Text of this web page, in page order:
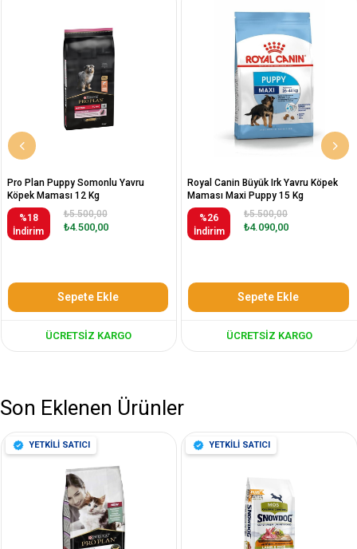
Pro Plan Puppy Somonlu Yavru
Köpek Maması 12 Kg
%18
İndirim
₺4.500,00
₺5.500,00
Sepete Ekle
ÜCRETSIZ KARGO
Royal Canin Büyük Irk Yavru Köpek
Maması Maxi Puppy 15 Kg
%26
İndirim
₺4.090,00
₺5.500,00
Sepete Ekle
ÜCRETSIZ KARGO
Son Eklenen Ürünler
YETKİLİ SATICI YETKİLİ SATICI